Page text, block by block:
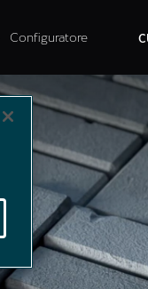
Configuratore